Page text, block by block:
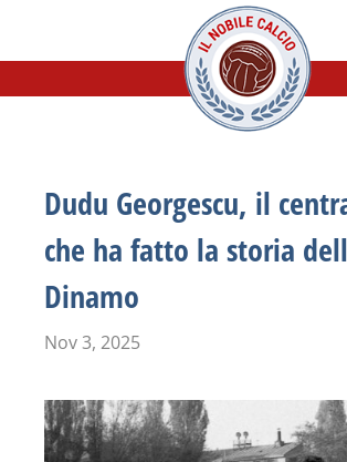
Dudu Georgescu, il
che ha fatto la storia
Dinamo
Nov 3, 2025